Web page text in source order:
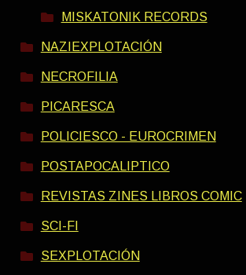
MISKATONIK RECORDS
NAZIEXPLOTACIÓN
NECROFILIA
PICARESCA
POLICIESCO - EUROCRIMEN
POSTAPOCALIPTICO
REVISTAS ZINES LIBROS COMIC
SCI-FI
SEXPLOTACIÓN